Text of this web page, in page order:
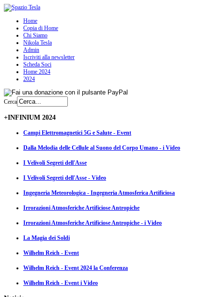
Home
Copia di Home
Chi Siamo
Nikola Tesla
Admin
Iscriviti alla newsletter
Scheda Soci
Home 2024
2024
Cerca
+INFINIUM 2024
Campi Elettromagnetici 5G e Salute - Event
Dalla Melodia delle Cellule al Suono del Corpo Umano - i Video
I Velivoli Segreti dell'Asse
I Velivoli Segreti dell'Asse - Video
Ingegneria Meteorologica - Ingegneria Atmosferica Artificiosa
Irrorazioni Atmosferiche Artificiose Antropiche
Irrorazioni Atmosferiche Artificiose Antropiche - i Video
La Magia dei Soldi
Wilhelm Reich - Event
Wilhelm Reich - Event 2024 la Conferenza
Wilhelm Reich - Event i Video